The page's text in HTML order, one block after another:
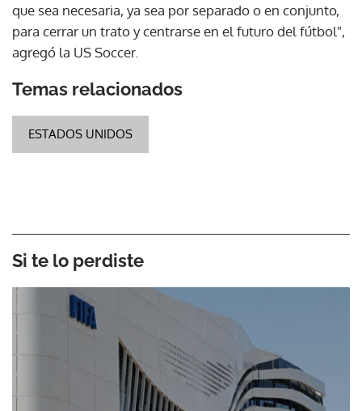
que sea necesaria, ya sea por separado o en conjunto,
para cerrar un trato y centrarse en el futuro del fútbol",
agregó la US Soccer.
Temas relacionados
ESTADOS UNIDOS
Si te lo perdiste